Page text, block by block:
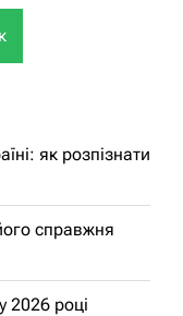
як розпізнати
справжня
2026 році